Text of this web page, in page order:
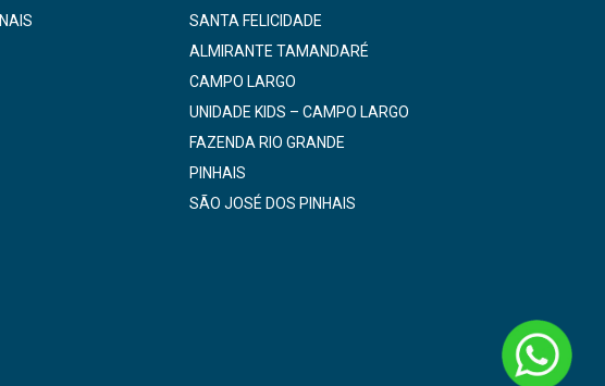
SANTA FELICIDADE
ALMIRANTE TAMANDARÉ
CAMPO LARGO
UNIDADE KIDS – CAMPO LARGO
FAZENDA RIO GRANDE
PINHAIS
SÃO JOSÉ DOS PINHAIS